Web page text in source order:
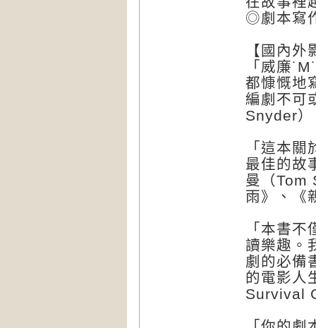
◎劇本寫
【國內
「威廉˙
都慷慨地
編劇不可
Snyder）
「這本
最佳的故
曼（Tom
雨》、《
「本書
讀樂趣。
劇的必備
的電影人
Survival